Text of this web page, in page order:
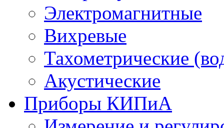
Электромагнитные
Вихревые
Тахометрические
Акустические
Приборы КИПиА